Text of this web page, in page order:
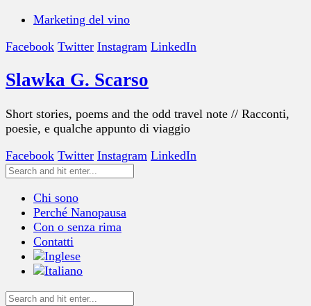
Marketing del vino
Facebook Twitter Instagram LinkedIn
Slawka G. Scarso
Short stories, poems and the odd travel note // Racconti,
poesie, e qualche appunto di viaggio
Facebook Twitter Instagram LinkedIn
Chi sono
Perché Nanopausa
Con o senza rima
Contatti